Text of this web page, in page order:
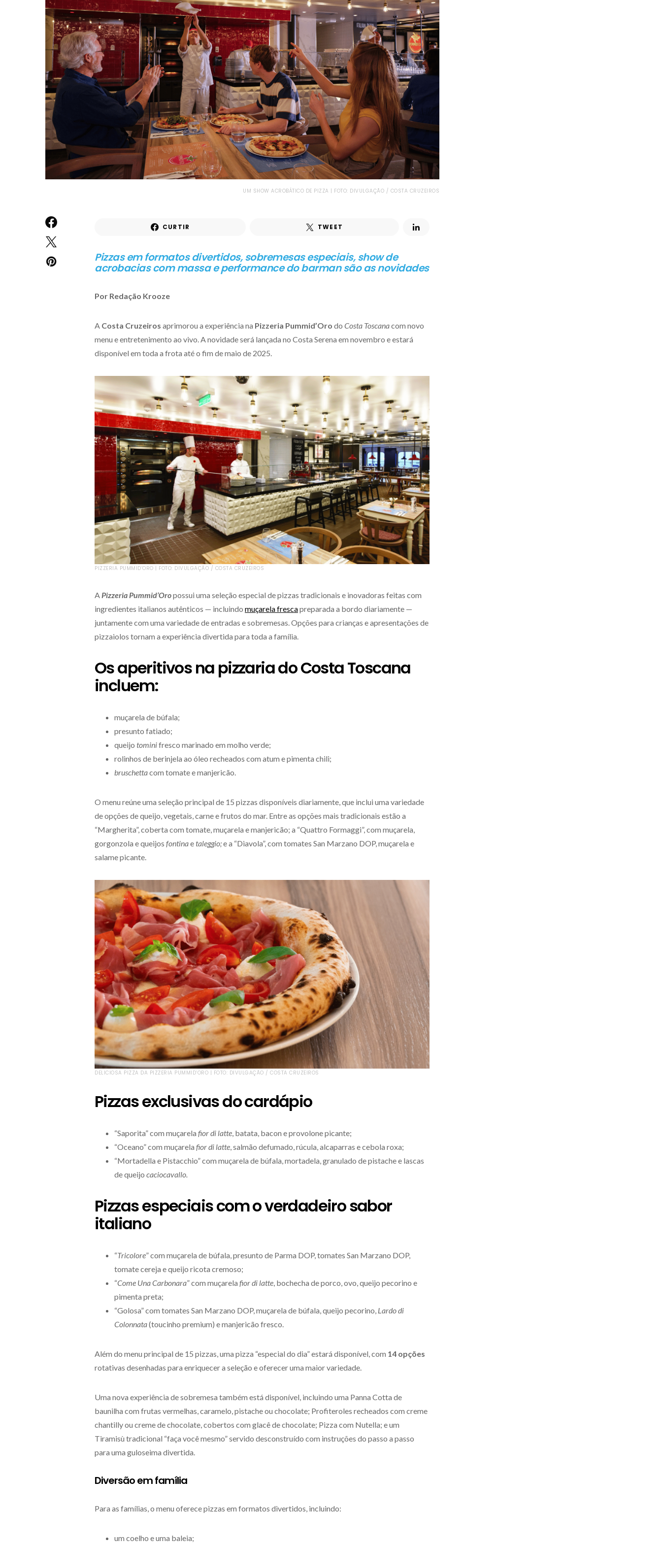
UM SHOW ACROBÁTICO DE PIZZA | FOTO: DIVULGAÇÃO / COSTA CRUZEIROS
CURTIR TWEET
Pizzas em formatos divertidos, sobremesas especiais, show de
acrobacias com massa e performance do barman são as novidades
Por Redação Krooze
A Costa Cruzeiros aprimorou a experiência na Pizzeria Pummid’Oro do Costa Toscanacom novo
menu e entretenimento ao vivo. A novidade será lançada no Costa Serena em novembro e estará
disponível em toda a frota até o fim de maio de 2025.
PIZZERIA PUMMID’ORO | FOTO: DIVULGAÇÃO / COSTA CRUZEIROS
APizzeria Pummid’Oropossui uma seleção especial de pizzas tradicionais e inovadoras feitas com
ingredientes italianos autênticos — incluindo muçarela frescapreparada a bordo diariamente —
juntamente com uma variedade de entradas e sobremesas. Opções para crianças e apresentações de
pizzaiolos tornam a experiência divertida para toda a família.
Os aperitivos na pizzaria do Costa Toscana
incluem:
muçarela de búfala;
presunto fatiado;
queijo tominifresco marinado em molho verde;
rolinhos de berinjela ao óleo recheados com atum e pimenta chili;
bruschettacom tomate e manjericão.
O menu reúne uma seleção principal de 15 pizzas disponíveis diariamente, que inclui uma variedade
de opções de queijo, vegetais, carne e frutos do mar. Entre as opções mais tradicionais estão a
“Margherita”, coberta com tomate, muçarela e manjericão; a “Quattro Formaggi”, com muçarela,
gorgonzola e queijos fontinaetaleggio;e a “Diavola”, com tomates San Marzano DOP, muçarela e
salame picante.
DELICIOSA PIZZA DA PIZZERIA PUMMID’ORO | FOTO: DIVULGAÇÃO / COSTA CRUZEIROS
Pizzas exclusivas do cardápio
“Saporita” com muçarela fior di latte, batata, bacon e provolone picante;
“Oceano” com muçarela fior di latte, salmão defumado, rúcula, alcaparras e cebola roxa;
“Mortadella e Pistacchio” com muçarela de búfala, mortadela, granulado de pistache e lascas
de queijo caciocavallo.
Pizzas especiais com o verdadeiro sabor
italiano
“Tricolore” com muçarela de búfala, presunto de Parma DOP, tomates San Marzano DOP,
tomate cereja e queijo ricota cremoso;
“Come Una Carbonara” com muçarela fior di latte, bochecha de porco, ovo, queijo pecorino e
pimenta preta;
“Golosa” com tomates San Marzano DOP, muçarela de búfala, queijo pecorino, Lardo di
Colonnata(toucinho premium) e manjericão fresco.
Além do menu principal de 15 pizzas, uma pizza “especial do dia” estará disponível, com 14 opções
rotativas desenhadas para enriquecer a seleção e oferecer uma maior variedade.
Uma nova experiência de sobremesa também está disponível, incluindo uma Panna Cotta de
baunilha com frutas vermelhas, caramelo, pistache ou chocolate; Profiteroles recheados com creme
chantilly ou creme de chocolate, cobertos com glacê de chocolate; Pizza com Nutella; e um
Tiramisù tradicional “faça você mesmo” servido desconstruído com instruções do passo a passo
para uma guloseima divertida.
Diversão em família
Para as famílias, o menu oferece pizzas em formatos divertidos, incluindo:
um coelho e uma baleia;